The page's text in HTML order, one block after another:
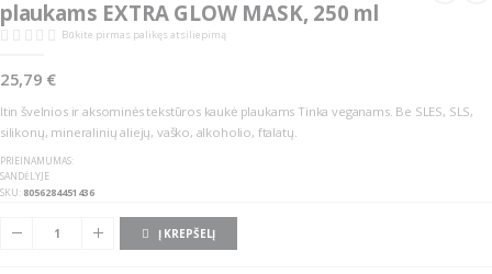
the
of
the
images
plaukams EXTRA GLOW MASK, 250 ml
Būkite pirmas palikęs atsiliepimą
25,79 €
Itin švelnios ir aksominės tekstūros kaukė plaukams Tinka veganams. Be SLES, SLS,
silikonų, mineralinių aliejų, vaško, alkoholio, ftalatų.
PRIEINAMUMAS:
SANDĖLYJE
SKU 8056284451436
Į KREPŠELĮ